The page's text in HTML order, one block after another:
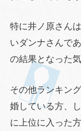
特に井ノ原さん
いダンナさんで
の結果となった気
その他ランキン
婚している方、
に上位に入った